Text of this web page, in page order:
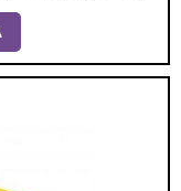
de divulgação
do segmento, a
ajuda a